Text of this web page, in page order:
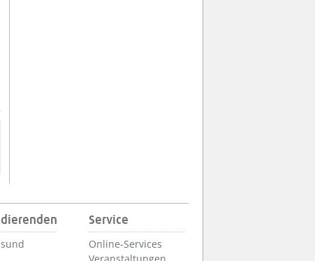
Service
Online-Services